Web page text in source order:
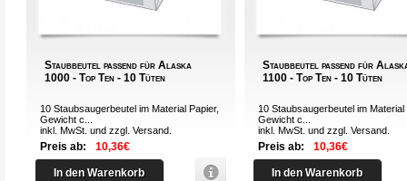
Staubbeutel passend für Alaska
1000 - Top Ten - 10 Tüten
10 Staubsaugerbeutel im Material Papier,
Gewicht c...
inkl. MwSt. und zzgl.Versand
Preis ab: 10,36€
In den Warenkorb
Staubbeutel passend für
1100 - Top Ten - 10 Tüten
10 Staubsaugerbeutel im Material
Gewicht c...
inkl. MwSt. und zzgl.Versand
Preis ab: 10,36€
In den Warenkorb